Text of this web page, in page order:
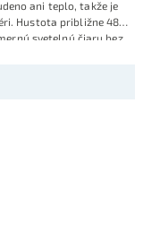
ani teplo, takže je
Hustota približne 480
svetelnú čiaru bez